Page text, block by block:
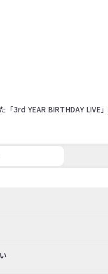
3rd YEAR BIRTHDAY LIVE